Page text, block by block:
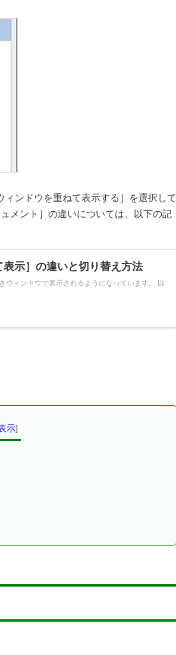
ンドウを重ねて表示する］を選択して
メント］の違いについては、以下の記
表示］の違いと切り替え方法
ウィンドウで表示されるようになっています。 以
示]